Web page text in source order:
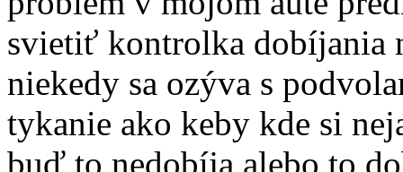
svietiť kontrolka dobíjania
niekedy sa ozýva s
tykanie ako keby kde si
buď to nedobíja alebo to